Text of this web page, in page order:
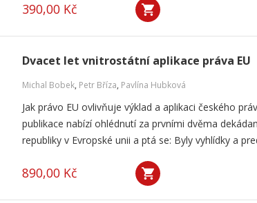
390,00 Kč
Dvacet let vnitrostátní aplikace práva EU
Michal Bobek, Petr Bříza, Pavlína Hubková
Jak právo EU ovlivňuje výklad a aplikaci českého
publikace nabízí ohlédnutí za prvními dvěma
republiky v Evropské unii a ptá se: Byly vyhlídky a
890,00 Kč